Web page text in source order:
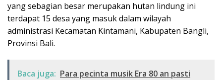
yang sebagian besar merupakan hutan lindung ini
terdapat 15 desa yang masuk dalam wilayah
administrasi Kecamatan Kintamani, Kabupaten Bangli,
Provinsi Bali.
Baca juga: Para pecinta musik Era 80 an pasti